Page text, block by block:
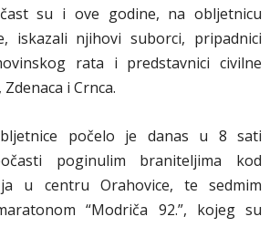
su i ove godine, na obljetnicu
iskazali njihovi suborci, pripadnici
rata i predstavnici civilne
i Crnca.
počelo je danas u 8 sati
poginulim braniteljima kod
u centru Orahovice, te sedmim
“Modriča 92.”, kojeg su